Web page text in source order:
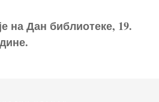
на Дан библиотеке, 19.